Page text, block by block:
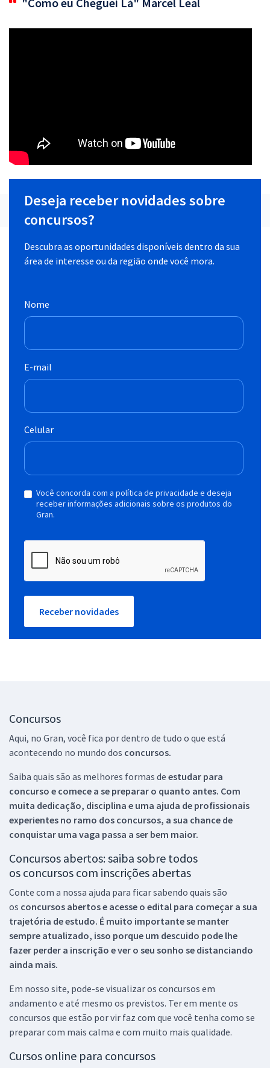
Deseja receber novidades sobre
concursos?
Descubra as oportunidades disponíveis dentro da sua
área de interesse ou da região onde você mora.
Nome
E-mail
Celular
Você concorda com a política de privacidade e deseja
receber informações adicionais sobre os produtos do
Gran.
Receber novidades
Concursos
Aqui, no Gran, você fica por dentro de tudo o que está
acontecendo no mundo dos concursos.
Saiba quais são as melhores formas de estudar para
concurso e comece a se preparar o quanto antes. Com
muita dedicação, disciplina e uma ajuda de profissionais
experientes no ramo dos concursos, a sua chance de
conquistar uma vaga passa a ser bem maior.
Concursos abertos: saiba sobre todos
os concursos com inscrições abertas
Conte com a nossa ajuda para ficar sabendo quais são
os concursos abertos e acesse o edital para começar a sua
trajetória de estudo. É muito importante se manter
sempre atualizado, isso porque um descuido pode lhe
fazer perder a inscrição e ver o seu sonho se distanciando
ainda mais.
Em nosso site, pode-se visualizar os concursos em
andamento e até mesmo os previstos. Ter em mente os
concursos que estão por vir faz com que você tenha como se
preparar com mais calma e com muito mais qualidade.
Cursos online para concursos